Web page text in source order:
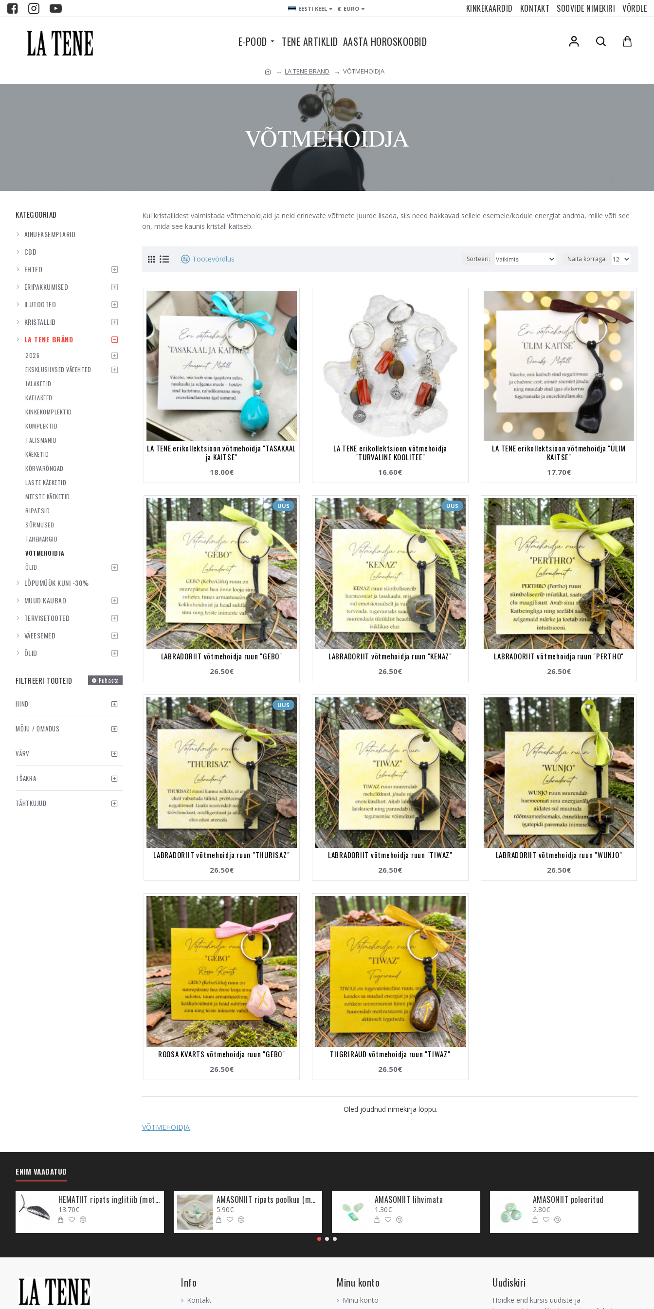
EESTI KEEL € EURO KINKEKAARDID KONTAKT SOOVIDE NIMEKIRI VÕRDLE
E-POOD TENE ARTIKLID AASTA HOROSKOOBID
LA TENE BRÄND VÕTMEHOIDJA
VÕTMEHOIDJA
KATEGOORIAD
AINUEKSEMPLARID
CBD
EHTED
ERIPAKKUMISED
ILUTOOTED
KRISTALLID
LA TENE BRÄND
2026
EKSKLUSIIVSED VÄEEHTED
JALAKETID
KAELAKEED
KINKEKOMPLEKTID
KOMPLEKTID
TALISMANID
KÄEKETID
KÕRVARÕNGAD
LASTE KÄEKETID
MEESTE KÄEKETID
RIPATSID
SÕRMUSED
TÄHEMÄRGID
VÕTMEHOIDJA
ÕLID
LÕPUMÜÜK KUNI -30%
MUUD KAUBAD
TERVISETOOTED
VÄEESEMED
ÕLID
FILTREERI TOOTEID Puhasta
HIND
MÕJU / OMADUS
VÄRV
TÄHTKUJUD
TŠAKRA
Kui kristallidest valmistada võtmehoidjaid ja neid erinevate võtmete juurde lisada, siis need hakkavad sellele esemele/kodule energiat andma, mille võti see
on, mida see kaunis kristall kaitseb.
Tootevõrdlus Sorteeri: Näita korraga:
LA TENE erikollektsioon võtmehoidja "TASAKAAL
ja KAITSE"
18.00€
LA TENE erikollektsioon võtmehoidja
"TURVALINE KOOLITEE"
16.60€
LA TENE erikollektsioon võtmehoidja "ÜLIM
KAITSE"
17.70€
UUS
LABRADORIIT võtmehoidja ruun "GEBO"
26.50€
UUS
LABRADORIIT võtmehoidja ruun "KENAZ"
26.50€
LABRADORIIT võtmehoidja ruun "PERTHO"
26.50€
UUS
LABRADORIIT võtmehoidja ruun "THURISAZ"
26.50€
LABRADORIIT võtmehoidja ruun "TIWAZ"
26.50€
LABRADORIIT võtmehoidja ruun "WUNJO"
26.50€
ROOSA KVARTS võtmehoidja ruun "GEBO"
26.50€
TIIGRIRAUD võtmehoidja ruun "TIWAZ"
26.50€
Oled jõudnud nimekirja lõppu.
VÕTMEHOIDJA
ENIM VAADATUD
HEMATIIT ripats inglitiib (metall)
13.70€
AMASONIIT ripats poolkuu (metall)
5.90€
AMASONIIT lihvimata
1.30€
AMASONIIT poleeritud
2.80€
Info
Kontakt
Minu konto
Minu konto
Uudiskiri
Hoidke end kursis uudiste ja